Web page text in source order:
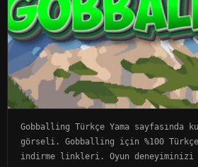
Gobballing Türkçe Yama sayfasında
görseli. Gobballing için %100 Türkçe
indirme linkleri. Oyun